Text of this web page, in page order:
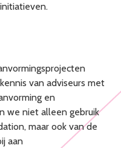
van adviseurs met
en
we niet alleen gebruik
maar ook van de
aan